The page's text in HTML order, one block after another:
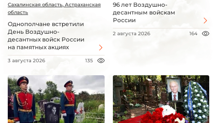
Сахалинская область, Астраханская
область
Однополчане встретили
День Воздушно-
десантных войск России
на памятных акциях
3 августа 2026 135
96 лет Воздушно-
десантным войскам
России
2 августа 2026 164